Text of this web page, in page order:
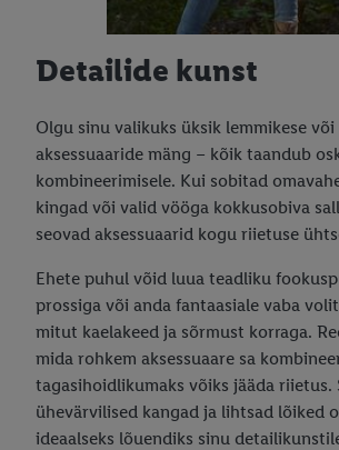
Detailide kunst
Olgu sinu valikuks üksik lemmikese
aksessuaaride mäng – kõik taandub
kombineerimisele. Kui sobitad
kingad või valid vööga kokkusobiva
seovad aksessuaarid kogu riietuse
Ehete puhul võid luua teadliku
prossiga või anda fantaasiale vaba
mitut kaelakeed ja sõrmust korraga.
mida rohkem aksessuaare sa
tagasihoidlikumaks võiks jääda riietus.
ühevärvilised kangad ja lihtsad lõiked
ideaalseks lõuendiks sinu